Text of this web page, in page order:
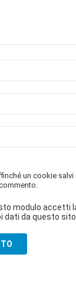
un cookie salvi
modulo accetti
dati da questo sito